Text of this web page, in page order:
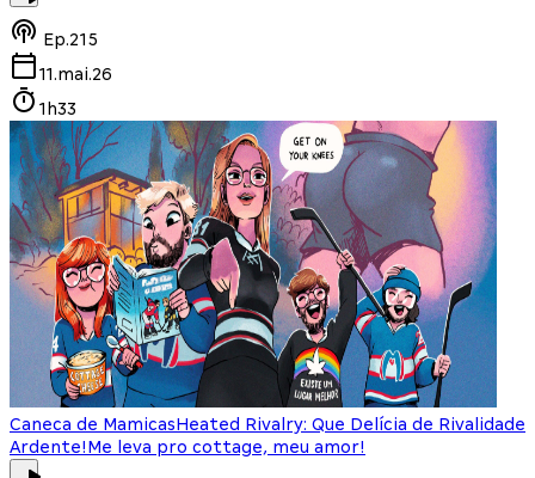
Ep.215
11.mai.26
1h33
Caneca de MamicasHeated Rivalry: Que Delícia de Rivalidade
Ardente!Me leva pro cottage, meu amor!